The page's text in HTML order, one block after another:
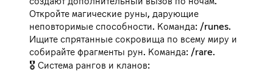
Откройте магические руны, дарующие
неповторимые способности. Команда: /runes.
Ищите спрятанные сокровища по всему миру и
собирайте фрагменты рун. Команда: /rare.
🎖️ Система рангов и кланов: